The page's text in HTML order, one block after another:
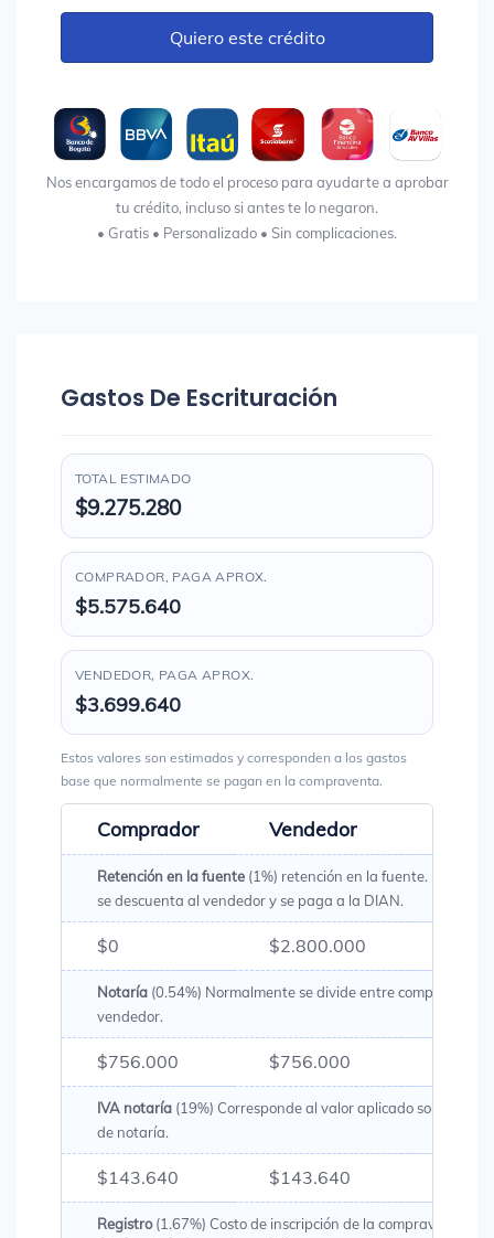
Quiero este crédito
Nos encargamos de todo el proceso para ayudarte a aprobar
tu crédito, incluso si antes te lo negaron.
• Gratis • Personalizado • Sin complicaciones.
Gastos De Escrituración
TOTAL ESTIMADO
$9.275.280
COMPRADOR, PAGA APROX.
$5.575.640
VENDEDOR, PAGA APROX.
$3.699.640
Estos valores son estimados y corresponden a los gastos
base que normalmente se pagan en la compraventa.
Comprador Vendedor
Retención en la fuente (1%) retención en la fuente. Es un
se descuenta al vendedor y se paga a la DIAN.
$0 $2.800.000
Notaría (0.54%) Normalmente se divide entre comprador y
vendedor.
$756.000 $756.000
IVA notaría (19%) Corresponde al valor aplicado sobre los
de notaría.
$143.640 $143.640
Registro(1.67%) Costo de inscripción de la compraventa en